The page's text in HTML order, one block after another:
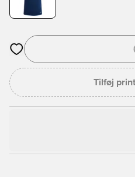
Åbner en Modal til at logge
Tilføj print